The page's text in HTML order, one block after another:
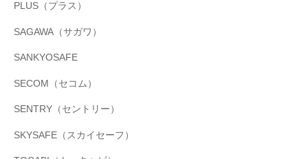
PLUS（プラス）
SAGAWA（サガワ）
SANKYOSAFE
SECOM（セコム）
SENTRY（セントリー）
SKYSAFE（スカイセーフ）